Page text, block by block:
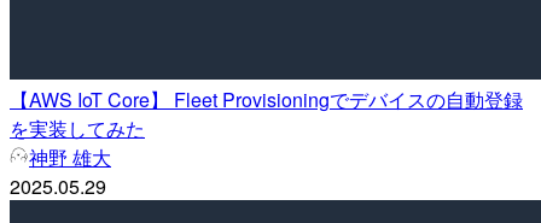
【AWS IoT Core】 Fleet Provisioningでデバイスの自動登録
を実装してみた
神野 雄大
2025.05.29